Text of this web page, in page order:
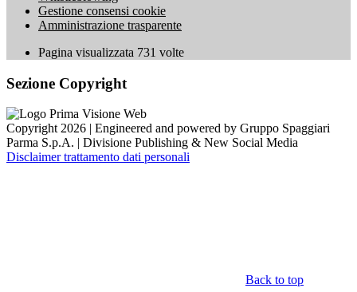
Gestione consensi cookie
Amministrazione trasparente
Pagina visualizzata 731 volte
Sezione Copyright
Copyright 2026 | Engineered and powered by Gruppo Spaggiari
Parma S.p.A. | Divisione Publishing & New Social Media
Disclaimer trattamento dati personali
Back to top